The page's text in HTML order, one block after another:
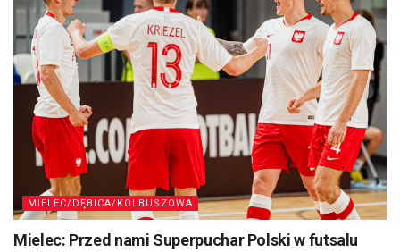
MIELEC/DĘBICA/KOLBUSZOWA
Mielec: Przed nami Superpuchar Polski w futsalu